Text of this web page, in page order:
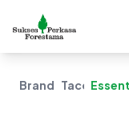
Brand Taco